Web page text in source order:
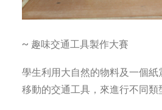
~ 趣味交通工具製作大賽
學生利用大自然的物料及一個
移動的交通工具，來進行不同類